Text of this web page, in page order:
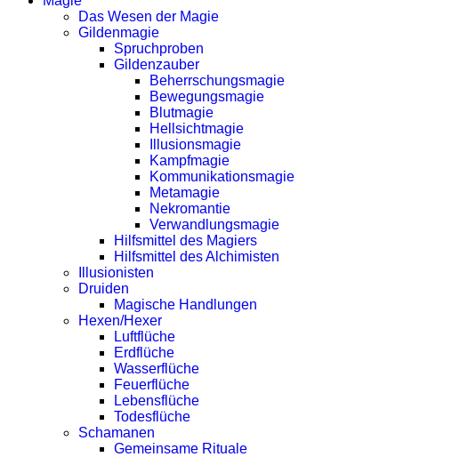
Das Wesen der Magie
Gildenmagie
Spruchproben
Gildenzauber
Beherrschungsmagie
Bewegungsmagie
Blutmagie
Hellsichtmagie
Illusionsmagie
Kampfmagie
Kommunikationsmagie
Metamagie
Nekromantie
Verwandlungsmagie
Hilfsmittel des Magiers
Hilfsmittel des Alchimisten
Illusionisten
Druiden
Magische Handlungen
Hexen/Hexer
Luftflüche
Erdflüche
Wasserflüche
Feuerflüche
Lebensflüche
Todesflüche
Schamanen
Gemeinsame Rituale